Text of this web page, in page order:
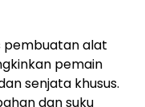
pembuatan alat
pemain
senjata khusus.
dan suku